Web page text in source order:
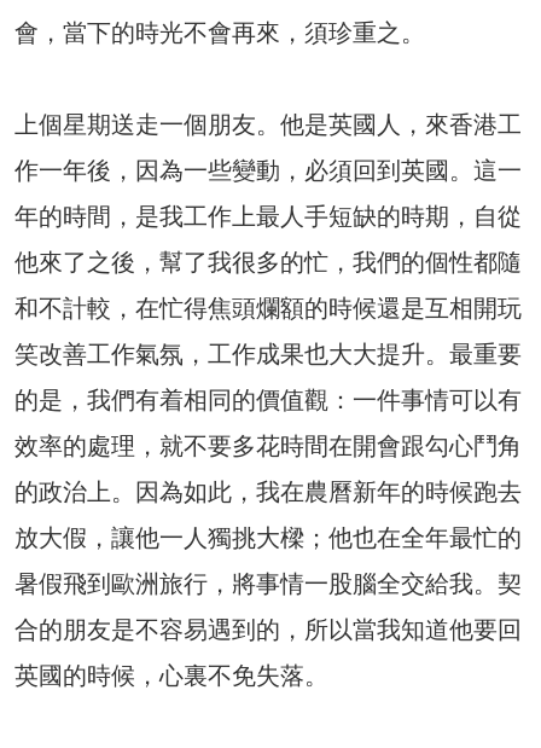
會，當下的時光不會再來，須珍重之。
上個星期送走一個朋友。他是英國人，來香港工
作一年後，因為一些變動，必須回到英國。這一
年的時間，是我工作上最人手短缺的時期，自從
他來了之後，幫了我很多的忙，我們的個性都隨
和不計較，在忙得焦頭爛額的時候還是互相開玩
笑改善工作氣氛，工作成果也大大提升。最重要
的是，我們有着相同的價值觀：一件事情可以有
效率的處理，就不要多花時間在開會跟勾心鬥角
的政治上。因為如此，我在農曆新年的時候跑去
放大假，讓他一人獨挑大樑；他也在全年最忙的
暑假飛到歐洲旅行，將事情一股腦全交給我。契
合的朋友是不容易遇到的，所以當我知道他要回
英國的時候，心裏不免失落。